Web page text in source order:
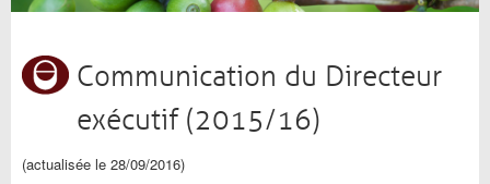
Communication du Directeur
exécutif (2015/16)
(actualisée le 28/09/2016)